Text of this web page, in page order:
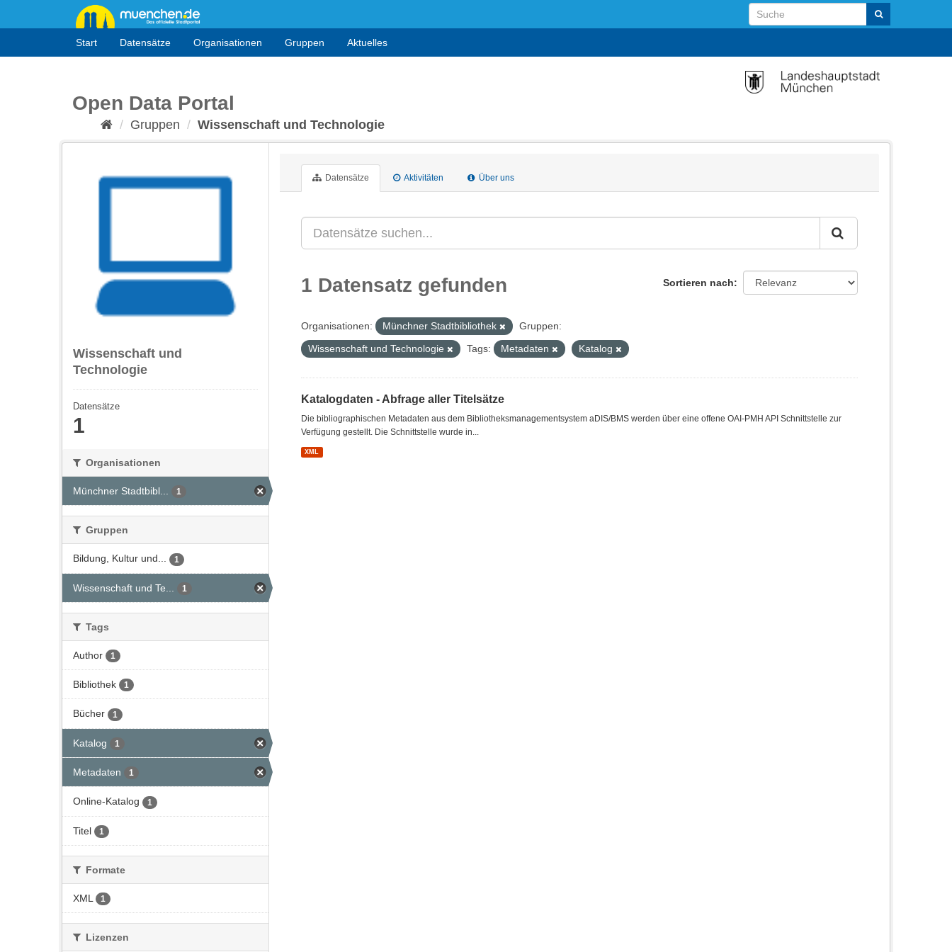
Start Datensätze Organisationen Gruppen Aktuelles
Open Data Portal
Gruppen Wissenschaft und Technologie
Wissenschaft und
Technologie
Datensätze
1
Organisationen
Münchner Stadtbibl... 1
Gruppen
Bildung, Kultur und... 1
Wissenschaft und Te... 1
Tags
Author 1
Bibliothek 1
Bücher 1
Katalog 1
Metadaten 1
Online-Katalog 1
Titel 1
Formate
XML 1
Lizenzen
Datensätze Aktivitäten Über uns
Sortieren nach
1 Datensatz gefunden
Organisationen: Münchner Stadtbibliothek
Gruppen:
Wissenschaft und Technologie
Tags: Metadaten Katalog
Katalogdaten - Abfrage aller Titelsätze
Die bibliographischen Metadaten aus dem Bibliotheksmanagementsystem aDIS/BMS werden über eine offene OAI-PMH API Schnittstelle zur
Verfügung gestellt. Die Schnittstelle wurde in...
XML